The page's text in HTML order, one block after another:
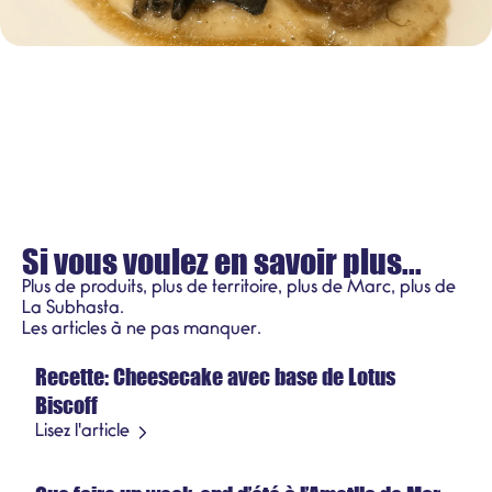
Si vous voulez en savoir plus...
Plus de produits, plus de territoire, plus de Marc, plus de
La Subhasta.
Les articles à ne pas manquer.
21 juillet 2026
Recettes
Recette: Cheesecake avec base de Lotus
Biscoff
Lisez l'article
Produit saisonnier